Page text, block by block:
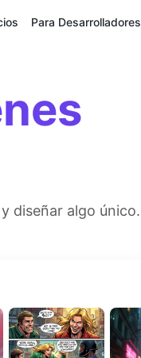
Para Desarrolladores
diseñar algo único.